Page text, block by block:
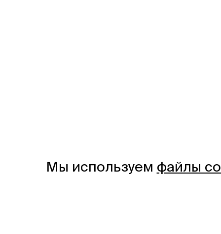
Мы используем файлы